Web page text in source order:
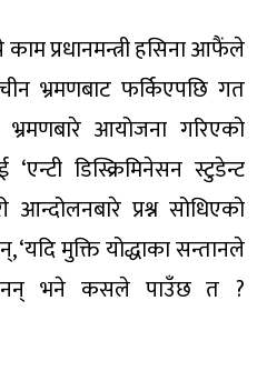
प्रधानमन्त्री हसिना आफैंले
भ्रमणबाट फर्किएपछि गत
आयोजना गरिएको
डिस्क्रिमिनेसन स्टुडेन्ट
आन्दोलनबारे प्रश्न सोधिएको
मुक्ति योद्धाका सन्तानले
भने कसले पाउँछ त ?